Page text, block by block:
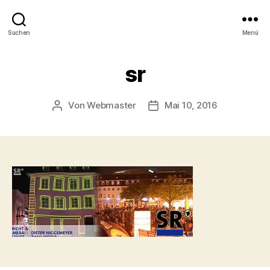
Suchen Menü
sr
Beitragsautor
VonWebmaster Beitragsdatum
Mai 10, 2016